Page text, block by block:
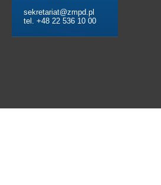
sekretariat@zmpd.pl
tel. +48 22 536 10 00